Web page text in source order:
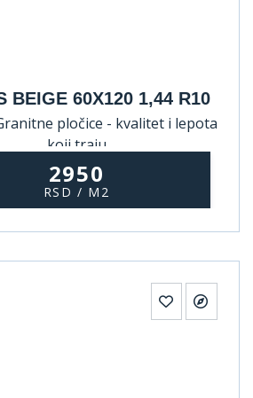
BEIGE 60X120 1,44 R10
pločice - kvalitet i lepota
koji traju
2950
RSD / M2